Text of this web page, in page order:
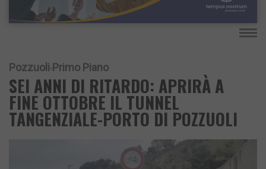
Pozzuoli Primo Piano
SEI ANNI DI RITARDO: APRIRÀ A
FINE OTTOBRE IL TUNNEL
TANGENZIALE-PORTO DI POZZUOLI